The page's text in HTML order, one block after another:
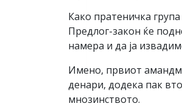
Како пратеничка
Предлог-закон ќе
намера и да ја
Имено, првиот
денари, додека пак
мнозинството.